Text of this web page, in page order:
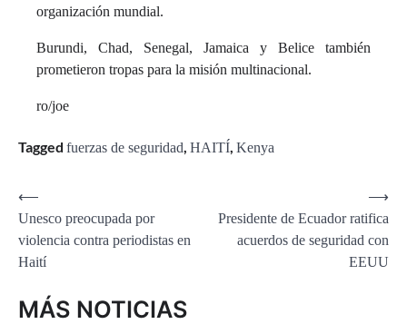
organización mundial.
Burundi, Chad, Senegal, Jamaica y Belice también
prometieron tropas para la misión multinacional.
ro/joe
Tagged fuerzas de seguridad, HAITÍ, Kenya
Navegación
de
entradas
⟵
Unesco preocupada por
violencia contra periodistas en
Haití
Presidente de Ecuador ratifica
acuerdos de seguridad con
EEUU
⟶
MÁS NOTICIAS